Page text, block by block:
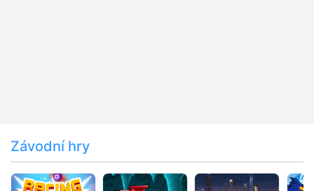
Závodní hry